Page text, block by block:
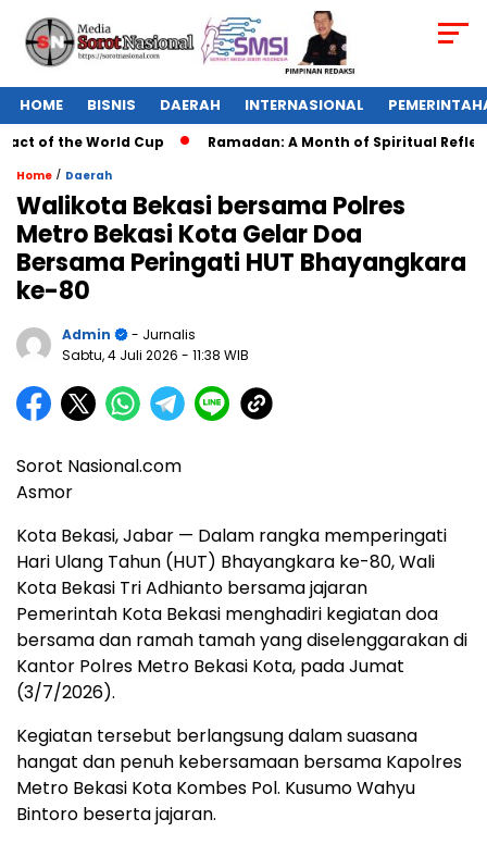
HOME BISNIS DAERAH INTERNASIONAL
of the World Cup Ramadan: A Month of Spiritual
Home / Daerah
Walikota Bekasi bersama Polres
Metro Bekasi Kota Gelar Doa
Bersama Peringati HUT Bhayangkara
ke-80
Admin
- Jurnalis
Sabtu, 4 Juli 2026 - 11:38 WIB
Sorot Nasional.com
Asmor
Kota Bekasi, Jabar — Dalam rangka memperingati
Hari Ulang Tahun (HUT) Bhayangkara ke-80, Wali
Kota Bekasi Tri Adhianto bersama jajaran
Pemerintah Kota Bekasi menghadiri kegiatan doa
bersama dan ramah tamah yang diselenggarakan di
Kantor Polres Metro Bekasi Kota, pada Jumat
(3/7/2026).
Kegiatan tersebut berlangsung dalam suasana
hangat dan penuh kebersamaan bersama Kapolres
Metro Bekasi Kota Kombes Pol. Kusumo Wahyu
Bintoro beserta jajaran.